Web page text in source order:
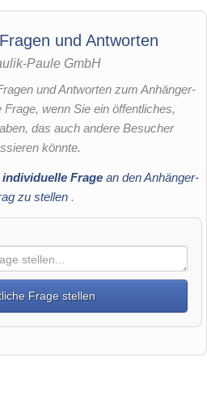
und Antworten
Paule GmbH
und Antworten zum Anhänger-
wenn Sie ein öffentliches,
das auch andere Besucher
könnte.
individuelle Fragean den Anhänger-
zu stellen .
Frage stellen